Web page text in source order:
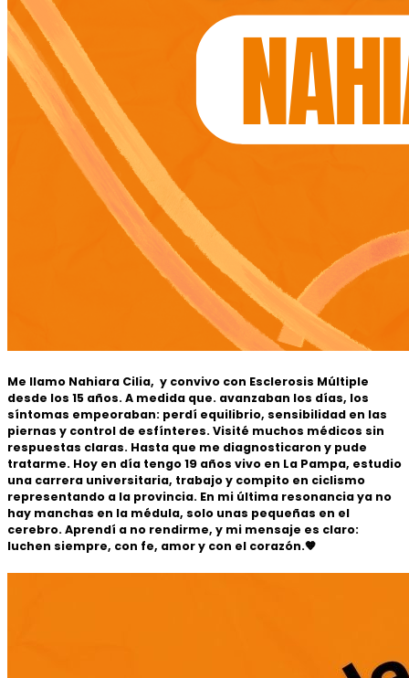
Me llamo Nahiara Cilia, y convivo con Esclerosis Múltiple
desde los 15 años. A medida que. avanzaban los días, los
síntomas empeoraban: perdí equilibrio, sensibilidad en las
piernas y control de esfínteres. Visité muchos médicos sin
respuestas claras. Hasta que me diagnosticaron y pude
tratarme. Hoy en día tengo 19 años vivo en La Pampa, estudio
una carrera universitaria, trabajo y compito en ciclismo
representando a la provincia. En mi última resonancia ya no
hay manchas en la médula, solo unas pequeñas en el
cerebro. Aprendí a no rendirme, y mi mensaje es claro:
luchen siempre, con fe, amor y con el corazón.🧡